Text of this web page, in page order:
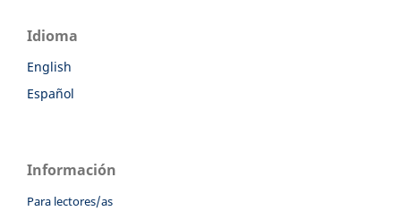
Idioma
English
Español
Información
Para lectores/as